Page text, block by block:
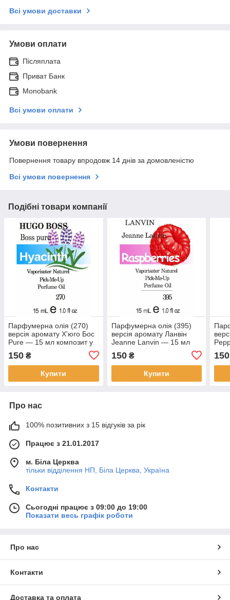
Всі умови доставки
Умови оплати
Післяплата
Приват Банк
Monobank
Всі умови оплати
Умови повернення
Повернення товару впродовж 14 днів за домовленістю
Всі умови повернення
Подібні товари компанії
Парфумерна олія (270)
версія аромату Х'юго Бос
Pure — 15 мл композит у
150 ₴
Купити
Парфумерна олія (395)
версія аромату Ланвін
Jeanne Lanvin — 15 мл
150₴
Купити
150
Про нас
100% позитивних з 15 відгуків за рік
Працює з 21.01.2017
м. Біла Церква
тільки відділення НП, Біла Церква, Україна
Контакти
Сьогодні працює з 09:00 до 19:00
Показати весь графік роботи
Про нас
Контакти
Доставка та оплата